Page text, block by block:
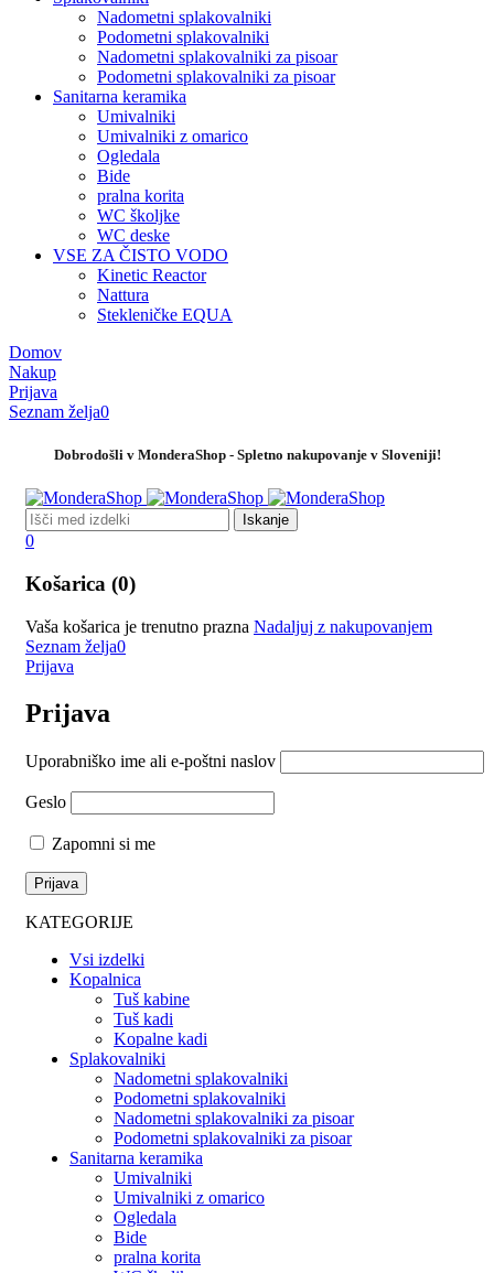
Nadometni splakovalniki
Podometni splakovalniki
Nadometni splakovalniki za pisoar
Podometni splakovalniki za pisoar
Sanitarna keramika
Umivalniki
Umivalniki z omarico
Ogledala
Bide
pralna korita
WC školjke
WC deske
VSE ZA ČISTO VODO
Kinetic Reactor
Nattura
Stekleničke EQUA
Domov
Nakup
Prijava
Seznam želja0
Dobrodošli v MonderaShop - Spletno nakupovanje v Sloveniji!
0
Košarica (0)
Vaša košarica je trenutno prazna Nadaljuj z nakupovanjem
Seznam želja0
Prijava
Prijava
Uporabniško ime ali e-poštni naslov
Geslo
Zapomni si me
KATEGORIJE
Vsi izdelki
Kopalnica
Tuš kabine
Tuš kadi
Kopalne kadi
Splakovalniki
Nadometni splakovalniki
Podometni splakovalniki
Nadometni splakovalniki za pisoar
Podometni splakovalniki za pisoar
Sanitarna keramika
Umivalniki
Umivalniki z omarico
Ogledala
Bide
pralna korita